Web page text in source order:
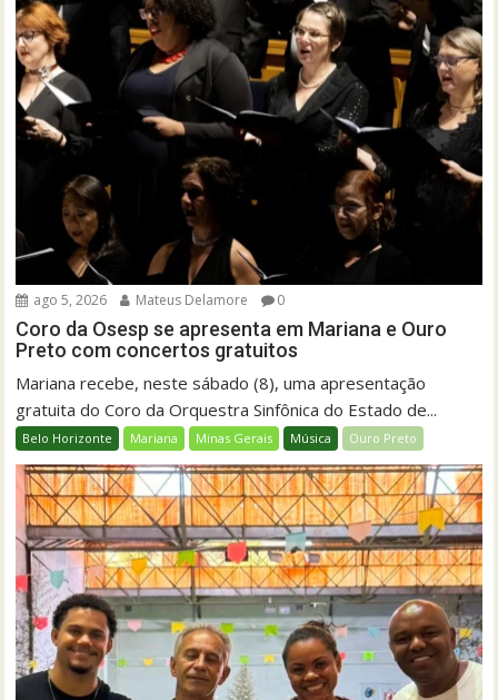
ago 5, 2026 Mateus Delamore 0
Coro da Osesp se apresenta em Mariana e Ouro
Preto com concertos gratuitos
Mariana recebe, neste sábado (8), uma apresentação
gratuita do Coro da Orquestra Sinfônica do Estado de...
Belo Horizonte Mariana Minas Gerais Música Ouro Preto